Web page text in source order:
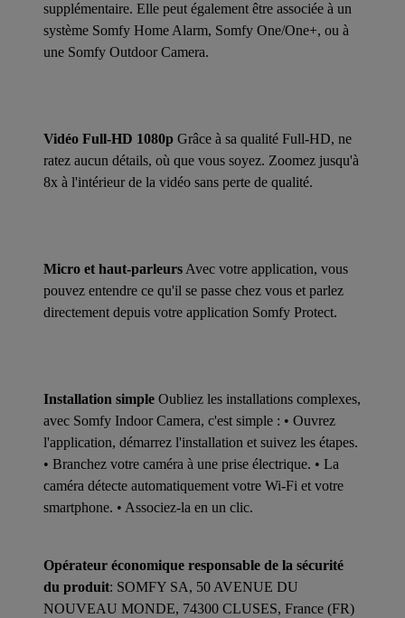
supplémentaire. Elle peut également être associée à un
système Somfy Home Alarm, Somfy One/One+, ou à
une Somfy Outdoor Camera.
Vidéo Full-HD 1080p Grâce à sa qualité Full-HD, ne
ratez aucun détails, où que vous soyez. Zoomez jusqu'à
8x à l'intérieur de la vidéo sans perte de qualité.
Micro et haut-parleurs Avec votre application, vous
pouvez entendre ce qu'il se passe chez vous et parlez
directement depuis votre application Somfy Protect.
Installation simple Oubliez les installations complexes,
avec Somfy Indoor Camera, c'est simple : • Ouvrez
l'application, démarrez l'installation et suivez les étapes.
• Branchez votre caméra à une prise électrique. • La
caméra détecte automatiquement votre Wi-Fi et votre
smartphone. • Associez-la en un clic.
Opérateur économique responsable de la sécurité
du produit: SOMFY SA, 50 AVENUE DU
NOUVEAU MONDE, 74300 CLUSES, France (FR)